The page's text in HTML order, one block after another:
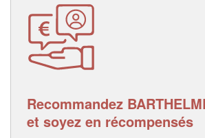
Recommandez
et soyez en récompensés